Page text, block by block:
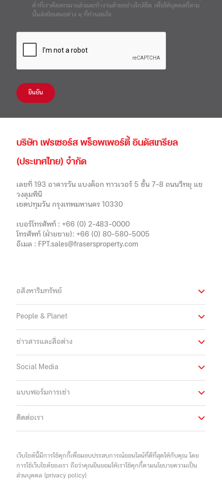
ค้าที่เราคัดสรรมาแล้วและทำงานด้วยอย่างใกล้ชิด เพื่อให้บุคคลที่สาม
นั้นส่งข้อเสนอต่าง ๆ ที่ท่านสนใจ
ยืนยัน
บริษัท เฟรเซอร์ส พร็อพเพอร์ตี้ อินดัสเทรียล
(ประเทศไทย) จำกัด
เลขที่ 193 อาคารวัน แบงค็อก ทาวเวอร์ 5 ชั้น 7-8 ถนนวิทยุ แข
วงลุมพินี
เขตปทุมวัน กรุงเทพมหานคร 10330
เบอร์โทรศัพท์ : +66 (0) 2-483-0000
โทรศัพท์ (ฝ่ายขาย): +66 (0) 80-580-5005
อีเมล : FPT.sales@frasersproperty.com
อสังหาริมทรัพย์
People & Planet
ข่าวสารและสื่อต่าง
Social Media
แบบฟอร์มการเช่า
ติดต่อเรา
เว็บไซต์นี้มีการใช้คุกกี้เพื่อมอบประสบการณ์ออนไลน์ที่ดีที่สุดให้กับคุณ โดย
การใช้เว็บไซต์ของเรา ถือว่าคุณยินยอมให้เราใช้คุกกี้ตามนโยบายความเป็น
ส่วนบุคคล (privacy policy)